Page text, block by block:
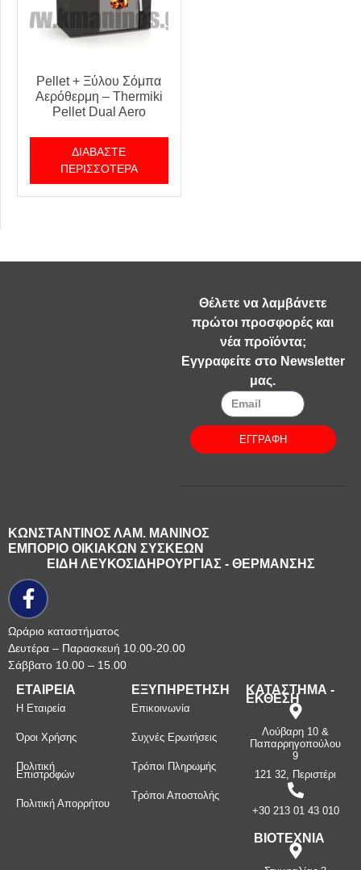
Pellet + Ξύλου Σόμπα
Αερόθερμη – Thermiki
Pellet Dual Aero
ΔΙΑΒΆΣΤΕ
ΠΕΡΙΣΣΌΤΕΡΑ
Θέλετε να λαμβάνετε
πρώτοι προσφορές και
νέα προϊόντα;
Εγγραφείτε στο Newsletter
μας.
ΕΓΓΡΑΦΗ
ΚΩΝΣΤΑΝΤΙΝΟΣ ΛΑΜ. ΜΑΝΙΝΟΣ
ΕΜΠΟΡΙΟ ΟΙΚΙΑΚΩΝ ΣΥΣΚΕΩΝ
ΕΙΔΗ ΛΕΥΚΟΣΙΔΗΡΟΥΡΓΙΑΣ - ΘΕΡΜΑΝΣΗΣ
Ωράριο καταστήματος
Δευτέρα – Παρασκευή 10.00-20.00
Σάββατο 10.00 – 15.00
ΕΤΑΙΡΕΙΑ
Η Εταιρεία
Όροι Χρήσης
Πολιτική
Επιστροφών
Πολιτική Απορρήτου
ΕΞΥΠΗΡΕΤΗΣΗ
Επικοινωνία
Συχνές Ερωτήσεις
Τρόποι Πληρωμής
Τρόποι Αποστολής
ΚΑΤΑΣΤΗΜΑ -
ΕΚΘΕΣΗ
Λούβαρη 10 &
Παπαρρηγοπούλου
9
121 32, Περιστέρι
+30 213 01 43 010
ΒΙΟΤΕΧΝΙΑ